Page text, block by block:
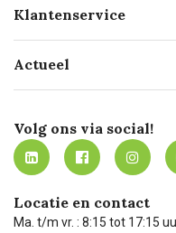
Geschiedenis
Missie
Werken bij Carel Lurvink
MVO
Klantenservice
Bezorgen
Mijn Carel Lurvink
Mijn Carel Lurvink
Carel Lurvink App
Hulp op afstand
Technische dienst
Actueel
Innovation LAB
Tevreden klanten
Carel Lurvink Blog
Carel de podcast
Volg ons via social!
Locatie en contact
Ma. t/m vr. : 8:15 tot 17:15